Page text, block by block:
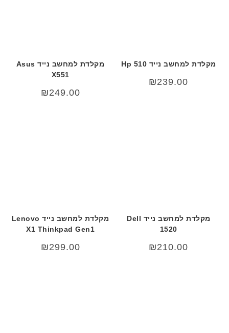
מקלדת למחשב נייד Hp 510
₪239.00
מקלדת למחשב נייד Asus
X551
₪249.00
מקלדת למחשב נייד Dell
1520
₪210.00
מקלדת למחשב נייד Lenovo
X1 Thinkpad Gen1
₪299.00